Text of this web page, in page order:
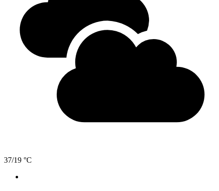
37/19 °C